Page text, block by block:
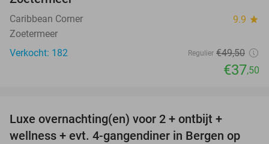
Caribbean Corner 9.9 star
Zoetermeer
Verkocht: 182
Regulier €49,50
€37,50
Luxe overnachting(en) voor 2 + ontbijt +
wellness + evt. 4-gangendiner in Bergen op